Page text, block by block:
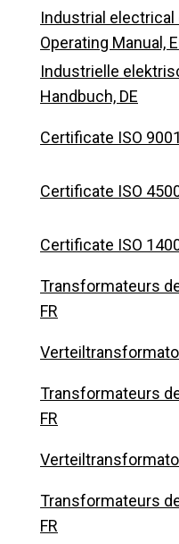
Industrial electrical
Operating Manual,
Industrielle
Handbuch, DE
Certificate ISO
Certificate ISO
Certificate ISO
Transformateurs
FR
Transformateurs
FR
Transformateurs
FR